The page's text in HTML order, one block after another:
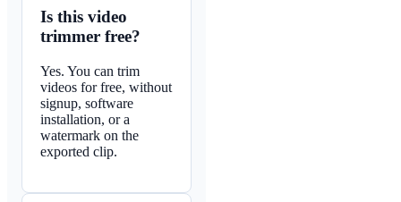
Is this video
trimmer free?
Yes. You can trim
videos for free, without
signup, software
installation, or a
watermark on the
exported clip.